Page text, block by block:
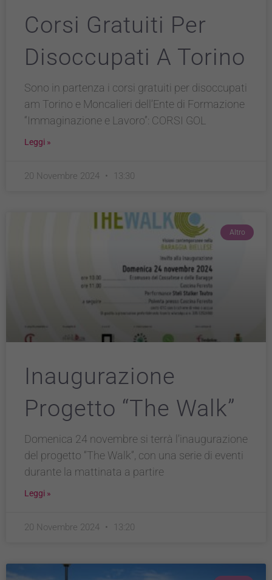
Corsi Gratuiti Per
Disoccupati A Torino
Sono in partenza i corsi gratuiti per disoccupati
am Torino e Moncalieri dell’Ente di Formazione
“Immaginazione e Lavoro”: CORSI GOL
Leggi »
20 Novembre 2024 13:30
Altro
Inaugurazione
Progetto “The Walk”
Domenica 24 novembre si terrà l’inaugurazione
del progetto “The Walk”, con una serie di eventi
durante la mattinata a partire
Leggi »
20 Novembre 2024 13:20